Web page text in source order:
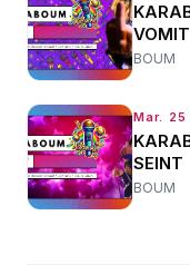
BOUM
Mar. 25
SEINT
BOUM